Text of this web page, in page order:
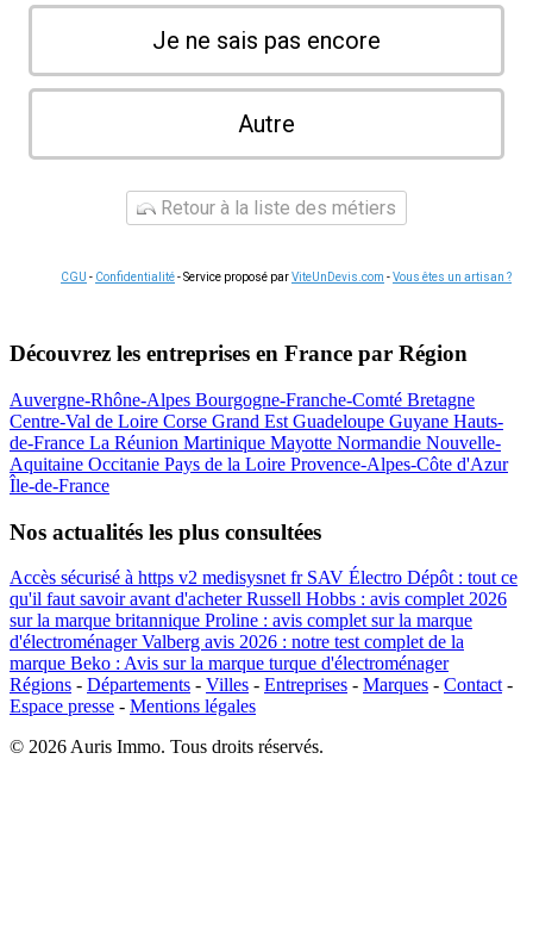
Je ne sais pas encore
Autre
Retour à la liste des métiers
CGU - Confidentialité- Service proposé parViteUnDevis.com -Vous êtes un artisan ?
Découvrez les entreprises en France par Région
Auvergne-Rhône-Alpes Bourgogne-Franche-Comté Bretagne
Centre-Val de Loire Corse Grand Est Guadeloupe Guyane Hauts-
de-France La Réunion Martinique Mayotte Normandie Nouvelle-
Aquitaine Occitanie Pays de la Loire Provence-Alpes-Côte d'Azur
Île-de-France
Nos actualités les plus consultées
Accès sécurisé à https v2 medisysnet fr SAV Électro Dépôt : tout ce
qu'il faut savoir avant d'acheterRussell Hobbs : avis complet 2026
sur la marque britannique Proline : avis complet sur la marque
d'électroménagerValberg avis 2026 : notre test complet de la
marque Beko : Avis sur la marque turque d'électroménager
Régions - Départements - Villes - Entreprises - Marques - Contact -
Espace presse - Mentions légales
© 2026 Auris Immo. Tous droits réservés.